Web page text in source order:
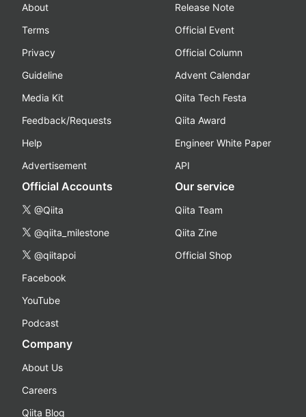
About
Terms
Privacy
Guideline
Media Kit
Feedback/Requests
Help
Advertisement
Release Note
Official Event
Official Column
Advent Calendar
Qiita Tech Festa
Qiita Award
Engineer White Paper
API
Official Accounts
@Qiita
@qiita_milestone
@qiitapoi
Facebook
YouTube
Podcast
Our service
Qiita Team
Qiita Zine
Official Shop
Company
About Us
Careers
Qiita Blog